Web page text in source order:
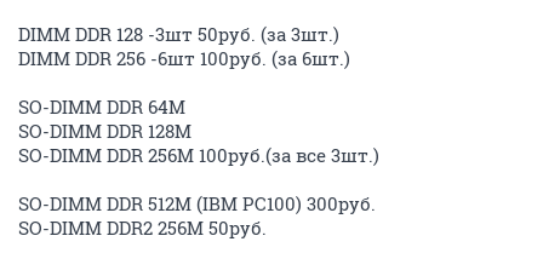
DIMM DDR 128 -3шт 50руб. (за 3шт.)
DIMM DDR 256 -6шт 100руб. (за 6шт.)
SO-DIMM DDR 64M
SO-DIMM DDR 128M
SO-DIMM DDR 256M 100руб.(за все 3шт.)
SO-DIMM DDR 512M (IBM PC100) 300руб.
SO-DIMM DDR2 256M 50руб.